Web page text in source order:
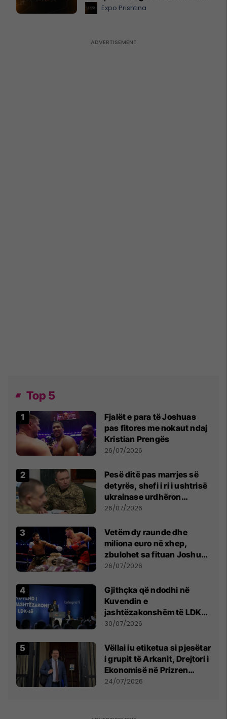
Expo Prishtina
Top 5
Fjalët e para të Joshuas
pas fitores me nokaut ndaj
Kristian Prengës
26/07/2026
Pesë ditë pas marrjes së
detyrës, shefi i ri i ushtrisë
ukrainase urdhëron
kontroll të madh
26/07/2026
Vetëm dy raunde dhe
miliona euro në xhep,
zbulohet sa fituan Joshua
e Prenga
26/07/2026
Gjithçka që ndodhi në
Kuvendin e
jashtëzakonshëm të LDK-
së
30/07/2026
Vëllai iu etiketua si pjesëtar
i grupit të Arkanit, Drejtori i
Ekonomisë në Prizren
mohon pretendimet
24/07/2026